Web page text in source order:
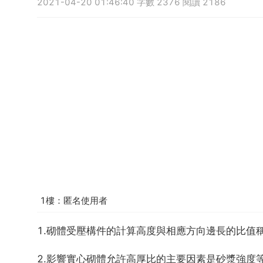
2021-04-20 01:46:40 字數 2376 閱讀 2186
1樓：匿名使用者
1.砌體受壓構件的計算高度與相應方向邊長的比值
2.影響實心砌體允許高厚比的主要因素是砂漿強度等